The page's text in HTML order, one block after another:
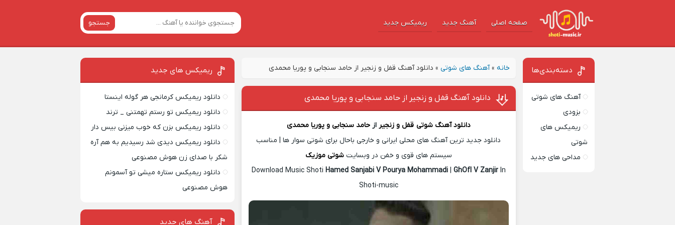
صفحه اصلی آهنگ‌ جدید ریمیکس جدید جستجو
خانه »آهنگ های شوتی » دانلود آهنگ قفل و زنجیر از حامد سنجابی و پوریا محمدی
دانلود آهنگ قفل و زنجیر از حامد سنجابی و پوریا محمدی
دانلود آهنگ شوتی قفل و زنجیر ازحامد سنجابی و پوریا محمدی
دانلود جدید ترین آهنگ های محلی ایرانی و خارجی باحال برای شوتی سوار ها | مناسب
سیستم های قوی و خفن در وبسایتشوتی موزیک
Download Music Shoti Hamed Sanjabi V Pourya Mohammadi| GhOfl V ZanjirIn
Shoti-music
دسته‌بندی‌ها
آهنگ های شوتی
بزودی
ریمیکس های
شوتی
مداحی های جدید
ریمیکس‌ های جدید
دانلود ریمیکس کرمانجی هر گوله اینستا
دانلود ریمیکس تو رستم تهمتنی _ ترند
دانلود ریمیکس بزن که خوب میزنی بیس دار
دانلود ریمیکس دیدی شد رسیدیم به هم آره
شکر با صدای زن هوش مصنوعی
دانلود ریمیکس ستاره میشی تو آسمونم
هوش مصنوعی
آهنگ های جدید